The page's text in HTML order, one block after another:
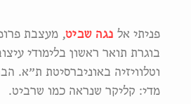
פניתי אל נגה שביט, מעצבת
בוגרת תואר ראשון בלימודי
וטלוויזיה באוניברסיטת ת״א.
מדי: קליקר שנראה כמו שרביט.